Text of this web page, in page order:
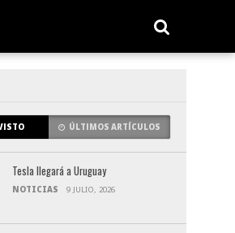
ÚLTIMOS ARTÍCULOS
Tesla llegará a Uruguay
NOTICIAS 9 JULIO, 2026